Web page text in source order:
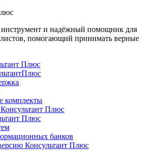
и надёжный помощник для
помогающий принимать верные
Плюс
комплекты
Плюс
Плюс
банков
Консультант Плюс